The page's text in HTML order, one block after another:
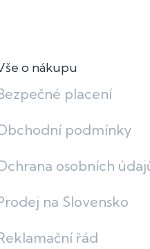
o nákupu
placení
podmínky
osobních
na Slovensko
řád